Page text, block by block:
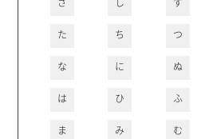
た ち つ
な に ぬ
は ひ ふ
ま み む